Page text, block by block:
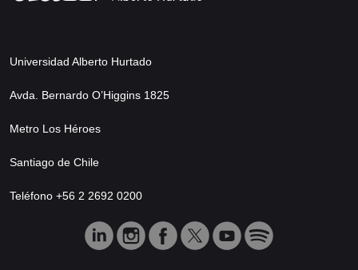
Universidad Alberto Hurtado
Avda. Bernardo O’Higgins 1825
Metro Los Héroes
Santiago de Chile
Teléfono +56 2 2692 0200